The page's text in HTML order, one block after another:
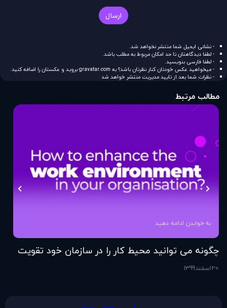
ارسال
- نشانی ایمیل شما منتشر نخواهد شد.
- لطفا دیدگاهتان تا حد امکان مربوط به مطلب باشد.
- لطفا فارسی بنویسید.
- میخواهید عکس خودتان کنار نظرتان باشد؟ به gravatar.comبروید و عکستان را اضافه کنید.
- نظرات شما بعد از تایید مدیریت منتشر خواهد شد
مطالب مرتبط
به خواندن ادامه دهید
چگونه می توانید محیط کار را در سازمان خود تقویت
کنید؟
20اسفند1399